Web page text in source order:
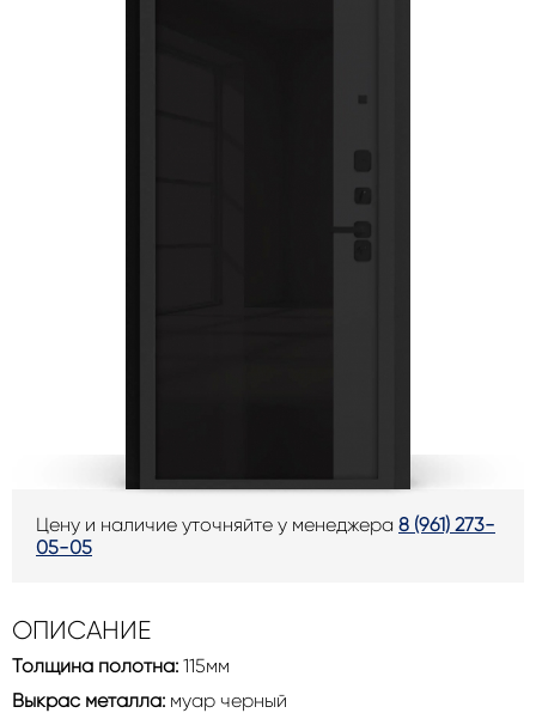
Цену и наличие уточняйте у менеджера 8 (961) 273-
05-05
ОПИСАНИЕ
Толщина полотна: 115мм
Выкрас металла: муар черный